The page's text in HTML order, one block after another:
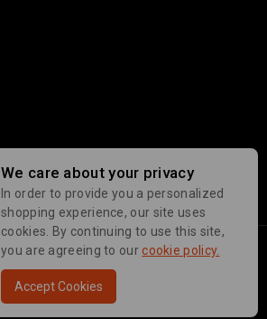
© 2026 Pakeeza Brand
We care about your privacy
In order to provide you a personalized
shopping experience, our site uses
cookies. By continuing to use this site,
you are agreeing to ourcookie policy.
Accept Cookies